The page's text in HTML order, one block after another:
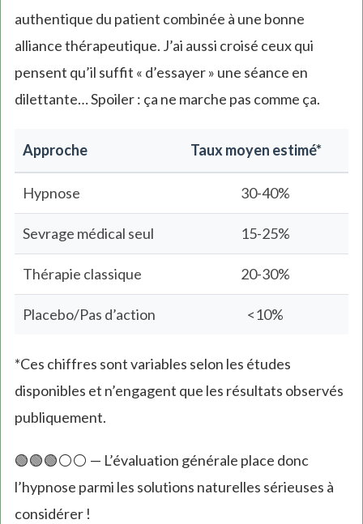
authentique du patient combinée à une bonne
alliance thérapeutique. J’ai aussi croisé ceux qui
pensent qu’il suffit « d’essayer » une séance en
dilettante… Spoiler : ça ne marche pas comme ça.
Approche Taux moyen estimé*
Hypnose 30-40%
Sevrage médical seul 15-25%
Thérapie classique 20-30%
Placebo/Pas d’action <10%
*Ces chiffres sont variables selon les études
disponibles et n’engagent que les résultats observés
publiquement.
🟢🟢🟢⚪️⚪️ — L’évaluation générale place donc
l’hypnose parmi les solutions naturelles sérieuses à
considérer !